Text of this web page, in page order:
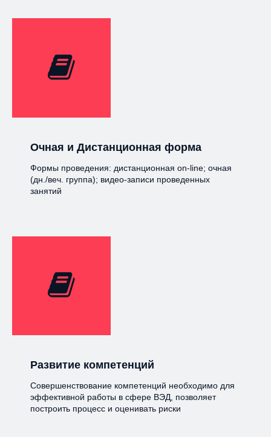
Очная и Дистанционная форма
Формы проведения: дистанционная on-line; очная
(дн./веч. группа); видео-записи проведенных
занятий
Развитие компетенций
Совершенствование компетенций необходимо для
эффективной работы в сфере ВЭД, позволяет
построить процесс и оценивать риски